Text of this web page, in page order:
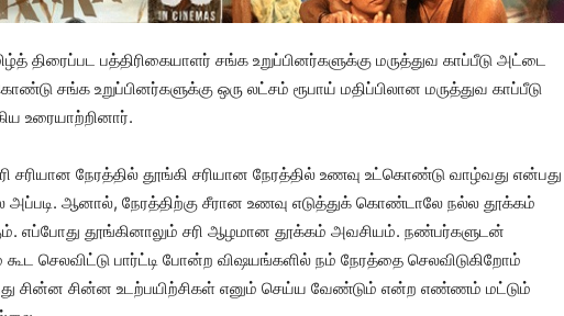
திரைப்பட பத்திரிகையாளர் சங்க உறுப்பினர்களுக்கு மருத்துவ காப்பீடு அட்டை
சங்க உறுப்பினர்களுக்கு ஒரு லட்சம் ரூபாய் மதிப்பிலான மருத்துவ காப்பீடு
உரையாற்றினார்.
சரியான நேரத்தில் தூங்கி சரியான நேரத்தில் உணவு உட்கொண்டு வாழ்வது என்பது
அப்படி. ஆனால், நேரத்திற்கு சீரான உணவு எடுத்துக் கொண்டாலே நல்ல தூக்கம்
எப்போது தூங்கினாலும் சரி ஆழமான தூக்கம் அவசியம். நண்பர்களுடன்
செலவிட்டு பார்ட்டி போன்ற விஷயங்களில் நம் நேரத்தை செலவிடுகிறோம்
சின்ன சின்ன உடற்பயிற்சிகள் எனும் செய்ய வேண்டும் என்ற எண்ணம் மட்டும்